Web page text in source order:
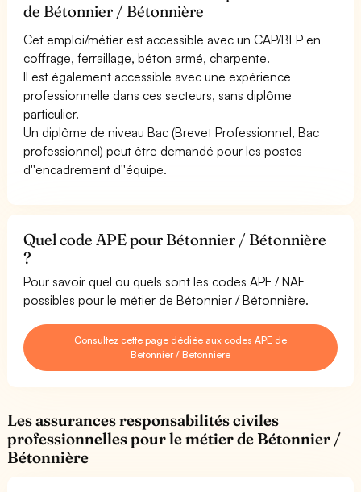
de Bétonnier / Bétonnière
Cet emploi/métier est accessible avec un CAP/BEP en
coffrage, ferraillage, béton armé, charpente.
Il est également accessible avec une expérience
professionnelle dans ces secteurs, sans diplôme
particulier.
Un diplôme de niveau Bac (Brevet Professionnel, Bac
professionnel) peut être demandé pour les postes
d''encadrement d''équipe.
Quel code APE pour Bétonnier / Bétonnière
?
Pour savoir quel ou quels sont les codes APE / NAF
possibles pour le métier de Bétonnier / Bétonnière.
Consultez cette page dédiée aux codes APE de
Bétonnier / Bétonnière
Les assurances responsabilités civiles
professionnelles pour le métier de Bétonnier /
Bétonnière